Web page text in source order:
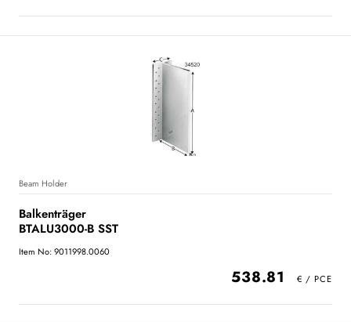
Beam Holder
Balkenträger
BTALU3000-B SST
Item No: 9011998.0060
538.81